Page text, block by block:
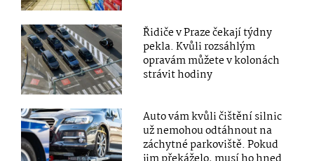
Řidiče v Praze čekají týdny
pekla. Kvůli rozsáhlým
opravám můžete v kolonách
strávit hodiny
Auto vám kvůli čištění silnic
už nemohou odtáhnout na
záchytné parkoviště. Pokud